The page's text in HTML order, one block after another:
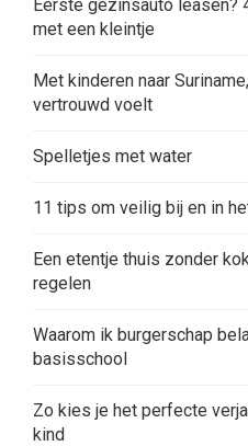
Eerste gezinsauto leasen?
met een kleintje
Met kinderen naar
vertrouwd voelt
Spelletjes met water
11 tips om veilig bij en in
Een etentje thuis zonder
regelen
Waarom ik burgerschap
basisschool
Zo kies je het perfecte
kind